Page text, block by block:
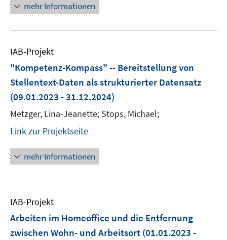
mehr Informationen
IAB-Projekt
"Kompetenz-Kompass" -- Bereitstellung von
Stellentext-Daten als strukturierter Datensatz
(09.01.2023 - 31.12.2024)
Metzger, Lina-Jeanette; Stops, Michael;
Link zur Projektseite
mehr Informationen
IAB-Projekt
Arbeiten im Homeoffice und die Entfernung
zwischen Wohn- und Arbeitsort (01.01.2023 -